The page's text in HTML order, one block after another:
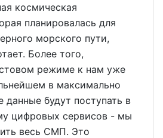
космическая
планировалась для
морского пути,
Более того,
режиме к нам уже
в максимально
данные будут поступать в
цифровых сервисов - мы
весь СМП. Это